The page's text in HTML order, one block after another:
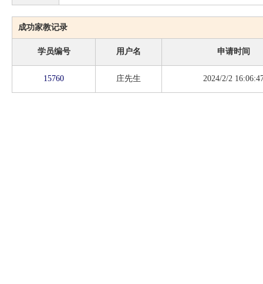
成功家教记录
学员编号 用户名 申请时间
15760 庄先生 2024/2/2